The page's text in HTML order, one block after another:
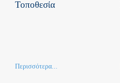
Τοποθεσία
Περισσότερα...